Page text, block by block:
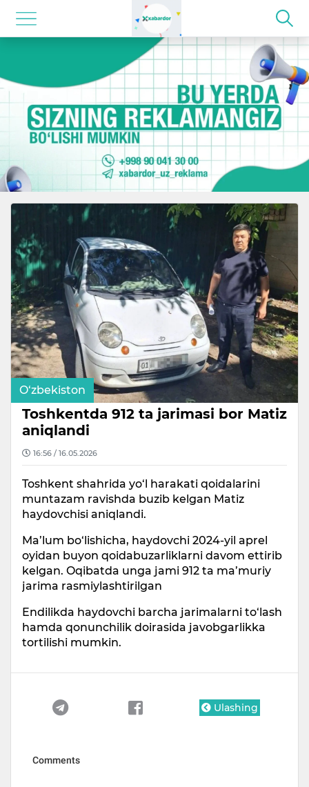
O‘zbekiston
Toshkentda 912 ta jarimasi bor Matiz
aniqlandi
16:56 / 16.05.2026
Toshkent shahrida yo‘l harakati qoidalarini
muntazam ravishda buzib kelgan Matiz
haydovchisi aniqlandi.
Ma’lum bo‘lishicha, haydovchi 2024-yil aprel
oyidan buyon qoidabuzarliklarni davom ettirib
kelgan. Oqibatda unga jami 912 ta ma’muriy
jarima rasmiylashtirilgan
Endilikda haydovchi barcha jarimalarni to‘lash
hamda qonunchilik doirasida javobgarlikka
tortilishi mumkin.
Ulashing